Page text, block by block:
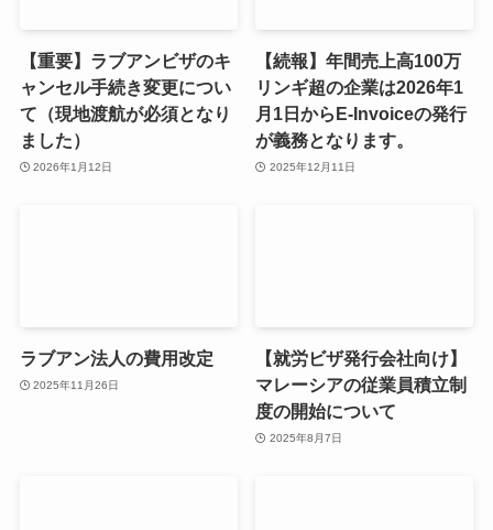
【重要】ラブアンビザのキ
ャンセル手続き変更につい
て（現地渡航が必須となり
ました）
2026年1月12日
【続報】年間売上高100万
リンギ超の企業は2026年1
月1日からE-Invoiceの発行
が義務となります。
2025年12月11日
ラブアン法人の費用改定
2025年11月26日
【就労ビザ発行会社向け】
マレーシアの従業員積立制
度の開始について
2025年8月7日